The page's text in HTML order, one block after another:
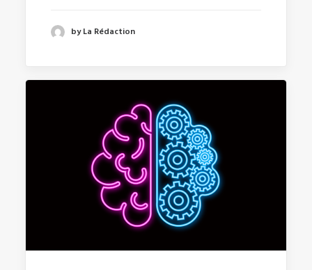
by La Rédaction